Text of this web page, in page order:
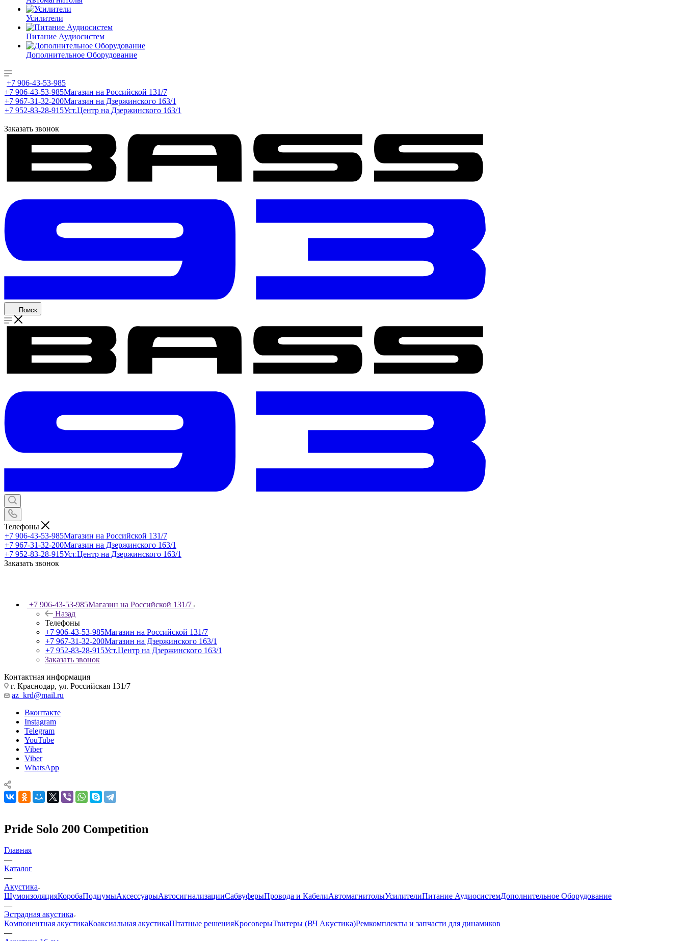
Усилители
Питание Аудиосистем
Дополнительное Оборудование
+7 906-43-53-985
+7 906-43-53-985Магазин на Российской 131/7
+7 967-31-32-200Магазин на Дзержинского 163/1
+7 952-83-28-915Уст.Центр на Дзержинского 163/1
Заказать звонок
Поиск
Телефоны
+7 906-43-53-985Магазин на Российской 131/7
+7 967-31-32-200Магазин на Дзержинского 163/1
+7 952-83-28-915Уст.Центр на Дзержинского 163/1
Заказать звонок
+7 906-43-53-985Магазин на Российской 131/7
Назад
Телефоны
+7 906-43-53-985Магазин на Российской 131/7
+7 967-31-32-200Магазин на Дзержинского 163/1
+7 952-83-28-915Уст.Центр на Дзержинского 163/1
Заказать звонок
Контактная информация
г. Краснодар, ул. Российская 131/7
az_krd@mail.ru
Вконтакте
Instagram
Telegram
YouTube
Viber
Viber
WhatsApp
Pride Solo 200 Competition
Главная
—
Каталог
—
Акустика
ШумоизоляцияКоробаПодиумыАксессуарыАвтосигнализацииСабвуферыПровода и КабелиАвтомагнитолыУсилителиПитание АудиосистемДополнительное Оборудование
—
Эстрадная акустика
Компонентная акустикаКоаксиальная акустикаШтатные решенияКросоверыТвитеры (ВЧ Акустика)Ремкомплекты и запчасти для динамиков
—